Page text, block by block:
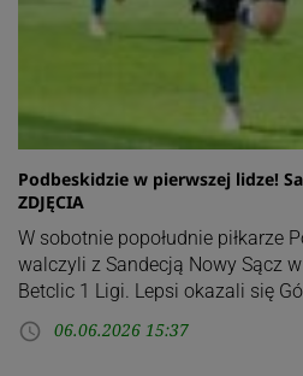
Podbeskidzie w pierwszej lidze!
ZDJĘCIA
W sobotnie popołudnie piłkarze
walczyli z Sandecją Nowy Sącz
Betclic 1 Ligi. Lepsi okazali się
access_time 06.06.2026 15:37